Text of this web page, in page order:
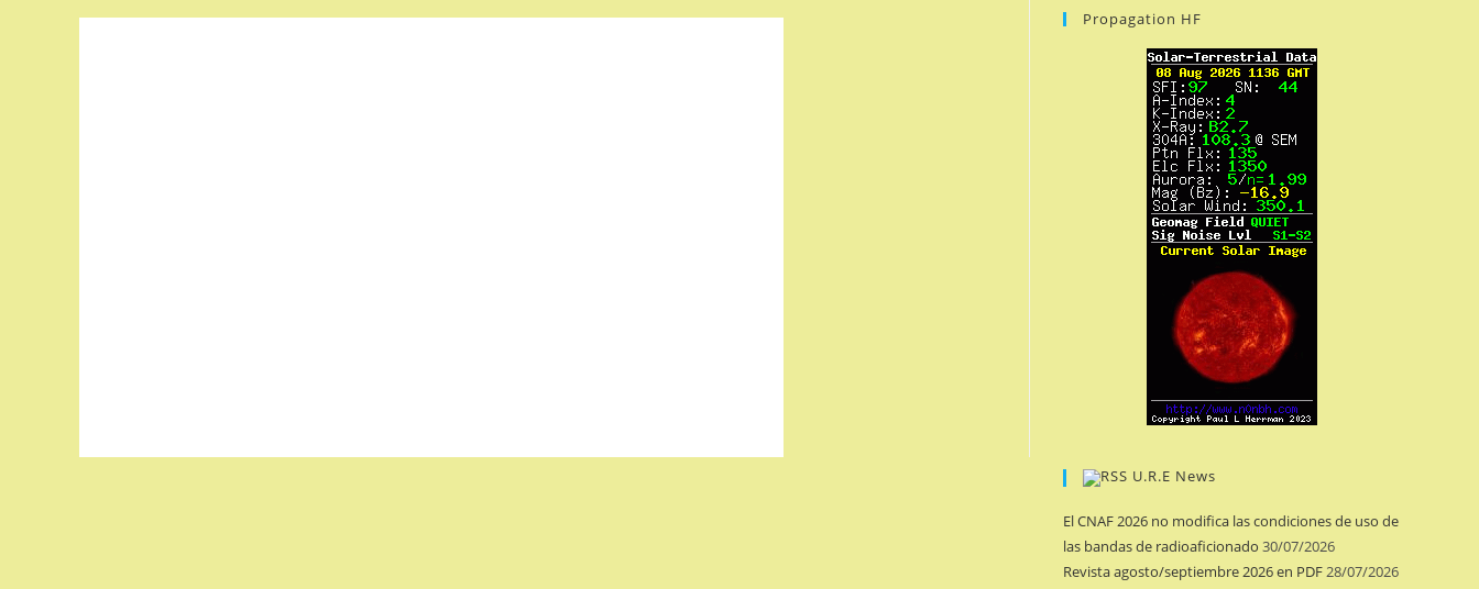
Propagation HF
U.R.E News
El CNAF 2026 no modifica las condiciones de uso de
las bandas de radioaficionado 30/07/2026
Revista agosto/septiembre 2026 en PDF28/07/2026